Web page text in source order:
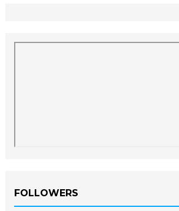
FOLLOWERS